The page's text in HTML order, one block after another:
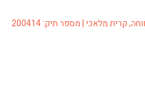
מלאכי | מספר תיק: 200414